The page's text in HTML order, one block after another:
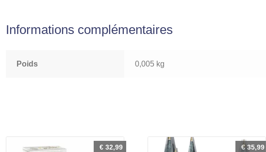
Informations complémentaires
Poids 0,005 kg
€32,99 €35,99